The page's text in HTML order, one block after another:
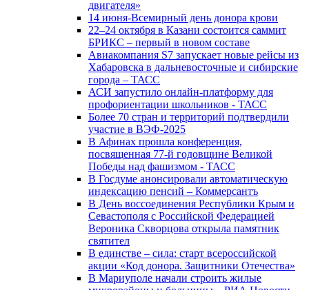
двигателя»
14 июня-Всемирный день донора крови
22–24 октября в Казани состоится саммит
БРИКС – первый в новом составе
Авиакомпания S7 запускает новые рейсы из
Хабаровска в дальневосточные и сибирские
города – ТАСС
АСИ запустило онлайн-платформу для
профориентации школьников - ТАСС
Более 70 стран и территорий подтвердили
участие в ВЭФ-2025
В Афинах прошла конференция,
посвященная 77-й годовщине Великой
Победы над фашизмом - ТАСС
В Госдуме анонсировали автоматическую
индексацию пенсий – Коммерсантъ
В День воссоединения Республики Крым и
Севастополя с Российской Федерацией
Вероника Скворцова открыла памятник
святител
В единстве – сила: старт всероссийской
акции «Код донора. Защитники Отечества»
В Мариуполе начали строить жилые